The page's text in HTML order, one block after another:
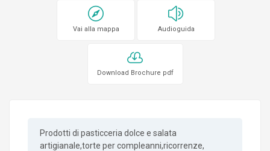
Vai alla mappa Audioguida
Download Brochure pdf
Prodotti di pasticceria dolce e salata
artigianale,torte per compleanni,ricorrenze,